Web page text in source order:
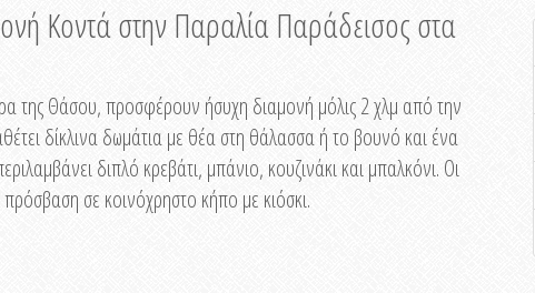
Κοντά στην Παραλία Παράδεισος στα
της Θάσου, προσφέρουν ήσυχη διαμονή μόλις 2 χλμ από την
δίκλινα δωμάτια με θέα στη θάλασσα ή το βουνό και ένα
διπλό κρεβάτι, μπάνιο, κουζινάκι και μπαλκόνι. Οι
σε κοινόχρηστο κήπο με κιόσκι.